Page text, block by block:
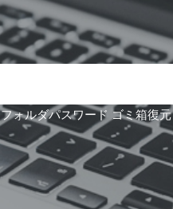
フォルダパスワード ゴミ箱復元